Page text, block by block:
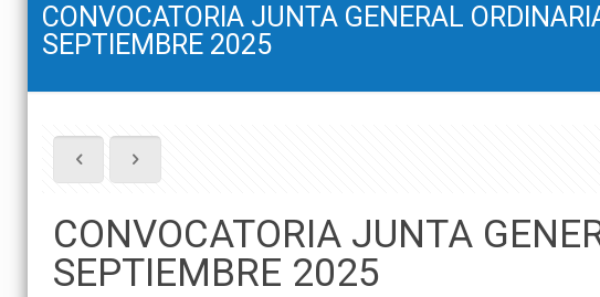
CONVOCATORIA JUNTA GENERAL
SEPTIEMBRE 2025
CONVOCATORIA JUNTA
SEPTIEMBRE 2025